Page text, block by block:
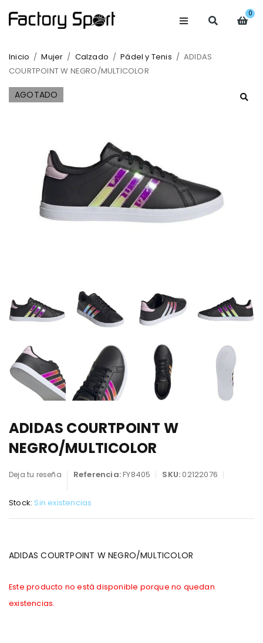
0
Inicio / Mujer / Calzado / Pádel y Tenis / ADIDAS
COURTPOINT W NEGRO/MULTICOLOR
AGOTADO
ADIDAS COURTPOINT W
NEGRO/MULTICOLOR
Deja tu reseña Referencia:FY8405 SKU:02122076
Stock: Sin existencias
ADIDAS COURTPOINT W NEGRO/MULTICOLOR
Este producto no está disponible porque no quedan
existencias.